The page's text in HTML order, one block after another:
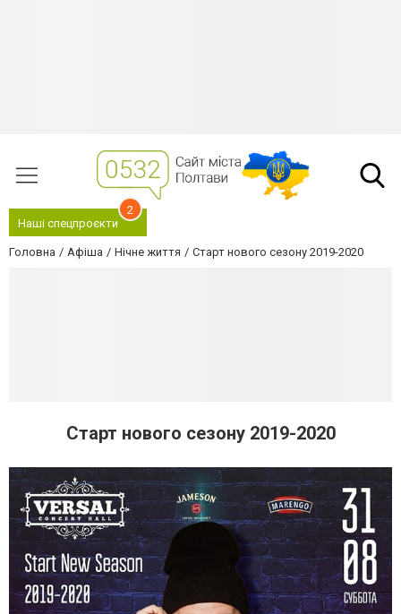
Наші спецпроєкти
2
Головна Афіша Нічне життя Старт нового сезону 2019-2020
Старт нового сезону 2019-2020